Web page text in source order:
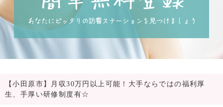
【小田原市】月収30万円以上可能！大手ならではの福利厚
生、手厚い研修制度有☆